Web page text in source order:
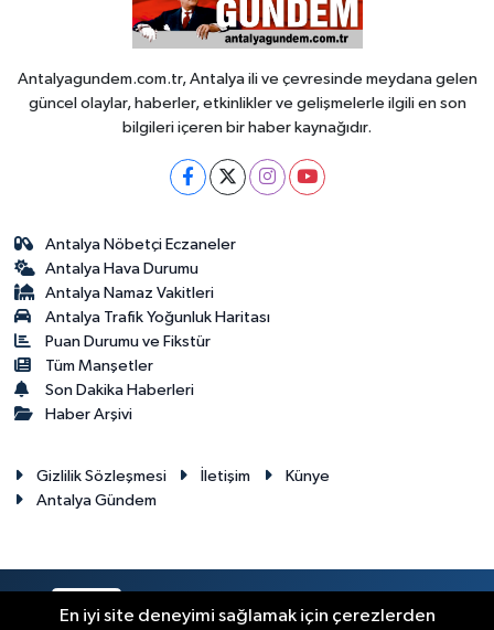
Antalyagundem.com.tr, Antalya ili ve çevresinde meydana gelen
güncel olaylar, haberler, etkinlikler ve gelişmelerle ilgili en son
bilgileri içeren bir haber kaynağıdır.
Antalya Nöbetçi Eczaneler
Antalya Hava Durumu
Antalya Namaz Vakitleri
Antalya Trafik Yoğunluk Haritası
Puan Durumu ve Fikstür
Tüm Manşetler
Son Dakika Haberleri
Haber Arşivi
Gizlilik Sözleşmesi İletişim
Künye
Antalya Gündem
En iyi site deneyimi sağlamak için çerezlerden